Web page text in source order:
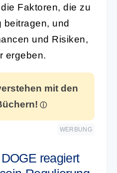
Faktoren, die zu
beitragen, und
und Risiken,
ergeben.
mit den
WERBUNG
reagiert